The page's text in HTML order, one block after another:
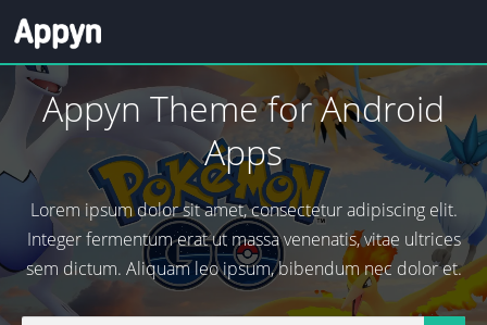
Appyn Theme for Android
Apps
Lorem ipsum dolor sit amet, consectetur adipiscing elit.
Integer fermentum erat ut massa venenatis, vitae ultrices
sem dictum. Aliquam leo ipsum, bibendum nec dolor et.